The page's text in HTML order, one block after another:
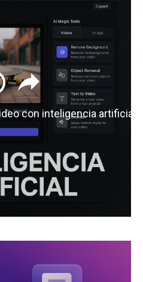
con inteligencia artificial